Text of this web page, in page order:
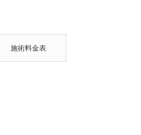
施術料金表